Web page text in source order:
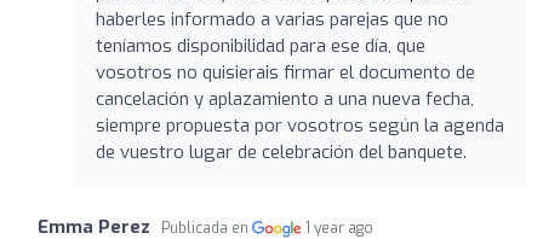
haberles informado a varias parejas que no
teníamos disponibilidad para ese día, que
vosotros no quisierais firmar el documento de
cancelación y aplazamiento a una nueva fecha,
siempre propuesta por vosotros según la agenda
de vuestro lugar de celebración del banquete.
Emma Perez Publicada en 1 year ago